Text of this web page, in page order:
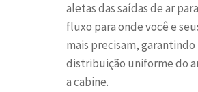
aletas das saídas de ar
fluxo para onde você e
mais precisam, garantindo
distribuição uniforme do
a cabine.